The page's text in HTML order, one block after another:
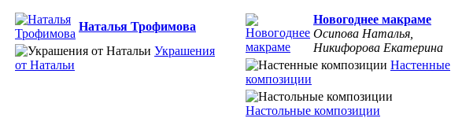
Наталья Трофимова
Украшения
от Натальи
Новогоднее макраме
Осипова Наталья,
Никифорова Екатерина
Настенные
композиции
Настольные композиции